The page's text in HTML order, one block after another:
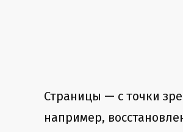
Страницы — с точки
например,